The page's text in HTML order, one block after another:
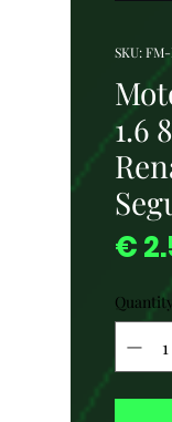
SKU:
1.6
€
Quantity